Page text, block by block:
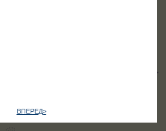
ВПЕРЕД>